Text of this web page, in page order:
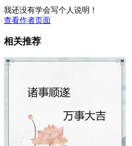
我还没有学会写个人说明！
查看作者页面
相关推荐